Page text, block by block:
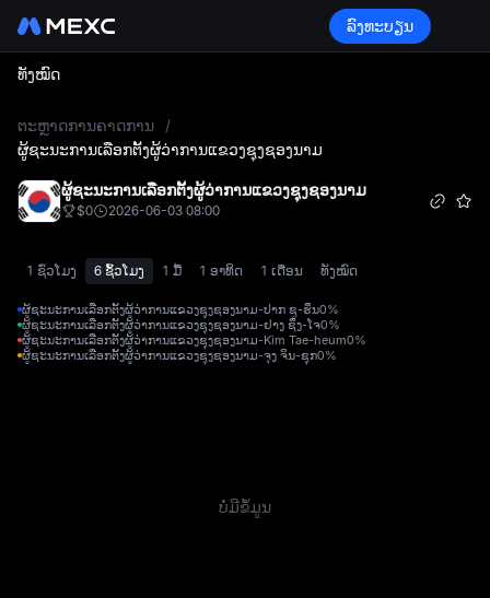
ລົງທະບຽນ
ທັງໝົດ
ຕະຫຼາດການຄາດການ
/
ຜູ້ຊະນະການເລືອກຕັ້ງຜູ້ວ່າການແຂວງຊຸງຊອງນາມ
ຜູ້ຊະນະການເລືອກຕັ້ງຜູ້ວ່າການແຂວງຊຸງຊອງນາມ
$0 2026-06-03 08:00
1 ຊົ່ວໂມງ 6 ຊົ້ວໂມງ 1 ມື້ 1 ອາທິດ 1 ເດືອນ ທັງໝົດ
ຜູ້ຊະນະການເລືອກຕັ້ງຜູ້ວ່າການແຂວງຊຸງຊອງນາມ-ປາກ ຊູ-ຮຶນ0%
ຜູ້ຊະນະການເລືອກຕັ້ງຜູ້ວ່າການແຂວງຊຸງຊອງນາມ-ຢາງ ຊຶງ-ໂຈ0%
ຜູ້ຊະນະການເລືອກຕັ້ງຜູ້ວ່າການແຂວງຊຸງຊອງນາມ-Kim Tae-heum0%
ຜູ້ຊະນະການເລືອກຕັ້ງຜູ້ວ່າການແຂວງຊຸງຊອງນາມ-ຈຸງ ຈິນ-ຊຸກ0%
ບໍ່ມີຂໍ້ມູນ